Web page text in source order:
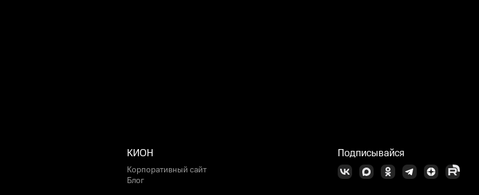
КИОН
Корпоративный сайт
Блог
Подписывайся